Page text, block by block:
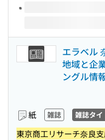
エラベル
地域と企
ングル情
紙 雑誌 雑誌タイ
東京商工リサーチ奈良